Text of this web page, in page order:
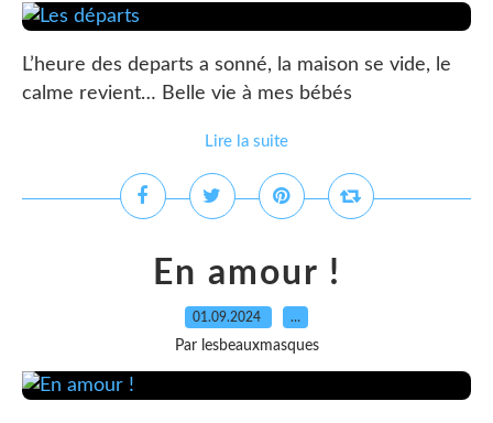
L’heure des departs a sonné, la maison se vide, le
calme revient… Belle vie à mes bébés
Lire la suite
En amour !
01.09.2024 …
Par lesbeauxmasques